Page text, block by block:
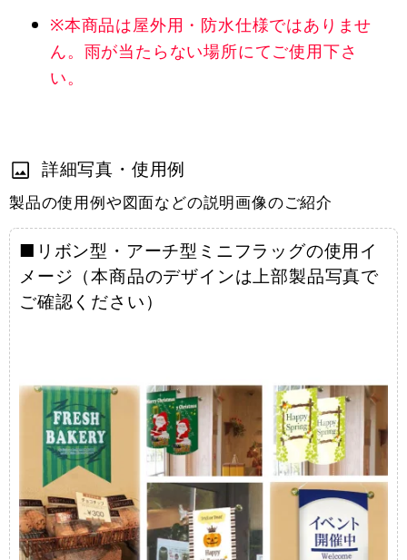
※本商品は屋外用・防水仕様ではありませ
ん。雨が当たらない場所にてご使用下さ
い。
詳細写真・使用例
製品の使用例や図面などの説明画像のご紹介
■リボン型・アーチ型ミニフラッグの使用イ
メージ（本商品のデザインは上部製品写真で
ご確認ください）